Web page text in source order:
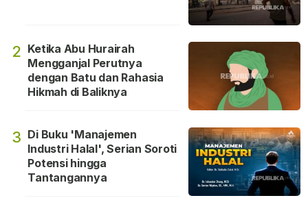
2 Ketika Abu Hurairah
Mengganjal Perutnya
dengan Batu dan Rahasia
Hikmah di Baliknya
3 Di Buku 'Manajemen
Industri Halal', Serian Soroti
Potensi hingga
Tantangannya